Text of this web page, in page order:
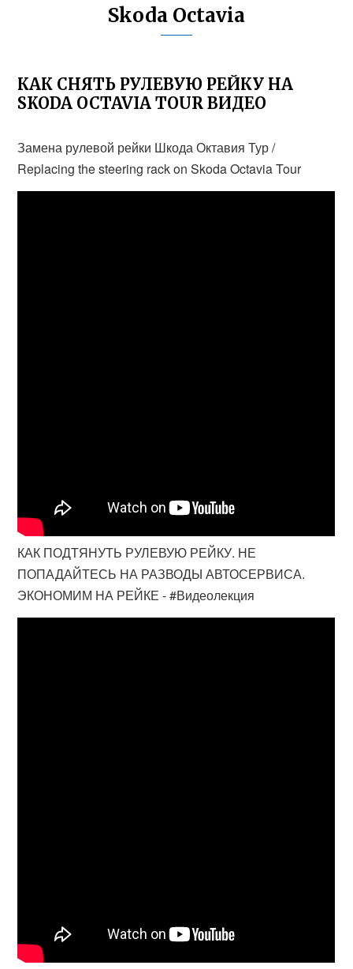
Skoda Octavia
КАК СНЯТЬ РУЛЕВУЮ РЕЙКУ НА
SKODA OCTAVIA TOUR ВИДЕО
Замена рулевой рейки Шкода Октавия Тур /
Replacing the steering rack on Skoda Octavia Tour
КАК ПОДТЯНУТЬ РУЛЕВУЮ РЕЙКУ. НЕ
ПОПАДАЙТЕСЬ НА РАЗВОДЫ АВТОСЕРВИСА.
ЭКОНОМИМ НА РЕЙКЕ - #Видеолекция